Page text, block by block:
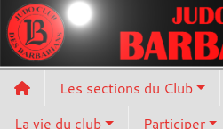
Les sections du Club
La vie du club
Participer
Panneau de gestion des cookies